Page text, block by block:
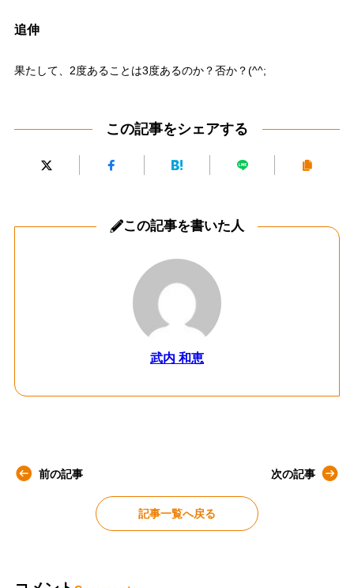
追伸
果たして、2度あることは3度あるのか？否か？(^^;
この記事をシェアする
この記事を書いた人
武内 和恵
前の記事
記事一覧へ戻る
次の記事